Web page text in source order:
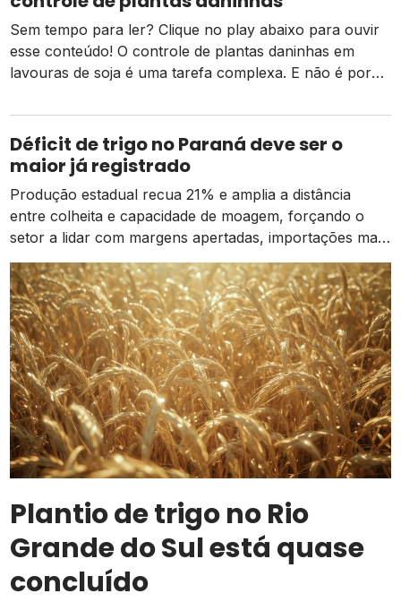
Sem tempo para ler? Clique no play abaixo para ouvir
esse conteúdo! O controle de plantas daninhas em
lavouras de soja é uma tarefa complexa. E não é por
produção, caso não sejam controladas, além de muitas
espécies serem resistentes a algumas moléculas de
herbicidas, tornando […]
Déficit de trigo no Paraná deve ser o
maior já registrado
Produção estadual recua 21% e amplia a distância
entre colheita e capacidade de moagem, forçando o
setor a lidar com margens apertadas, importações mais
caras e o risco de um El Niño intenso
Plantio de trigo no Rio
Grande do Sul está quase
concluído